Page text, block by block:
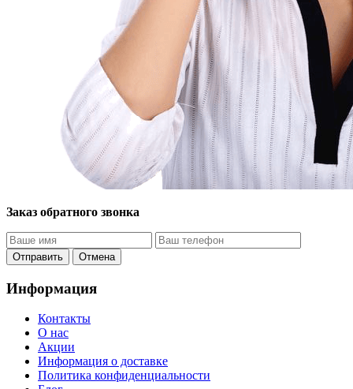
Заказ обратного звонка
Отправить Отмена
Информация
Контакты
O нас
Акции
Информация о доставке
Политика конфиденциальности